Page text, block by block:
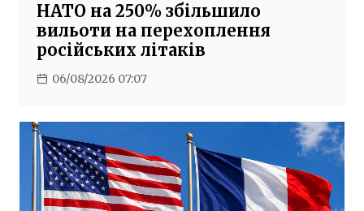
НАТО на 250% збільшило
вильоти на перехоплення
російських літаків
06/08/2026 07:07